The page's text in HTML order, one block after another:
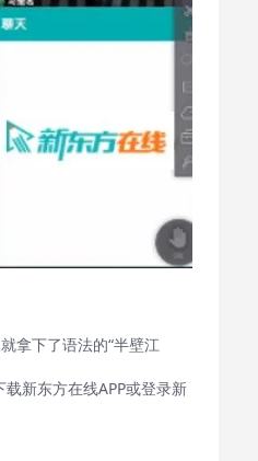
拿下了语法的“半壁江
新东方在线APP或登录新